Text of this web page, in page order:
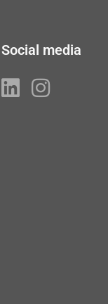
Social media